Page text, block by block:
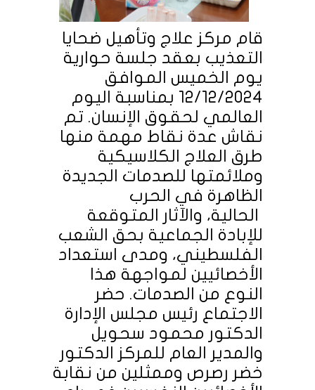
قام مركز علاج وتأهيل ضحايا
التعذيب بعقد جلسة حوارية
يوم الخميس الموافق
12/12/2024 بمناسبة اليوم
العالمي لحقوق الإنسان. تم
نقاش عدة نقاط مهمة منها
طرق العلاج الكلاسيكية
وملائمتها للصدمات الجديدة
الظاهرة في الحرب
الحالية، والآثار المتوقعة
للإبادة الجماعية بحق الشعب
الفلسطيني، ومدى استعداد
الأخصائيين لمواجهة هذا
النوع من الصدمات. حضر
الاجتماع رئيس مجلس الإدارة
الدكتور محمود سحويل
والمدير العام للمركز الدكتور
خضر رصرص وممثلين من نقابة